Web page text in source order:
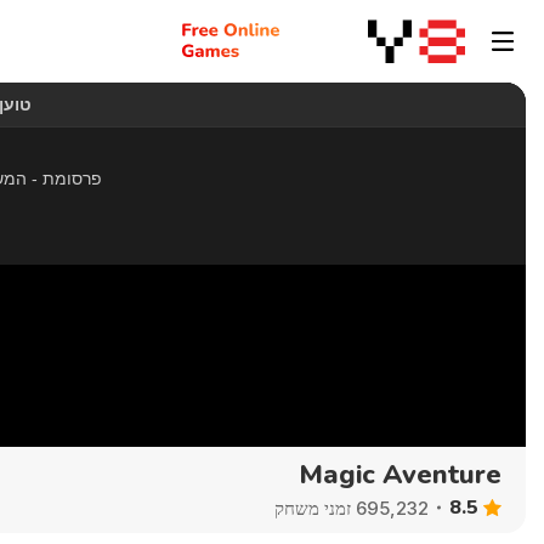
Magic Aventure
8.5 695,232 זמני משחק